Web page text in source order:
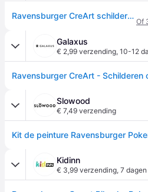
Ravensburger CreArt schilderen op nummer cheeky Pikachu
Of
Galaxus
€ 2,99 verzending, 10-12
Slowood
€ 7,49 verzending
Kidinn
€ 3,99 verzending, 7 dagen